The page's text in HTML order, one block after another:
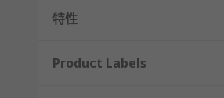
特性
Product Labels